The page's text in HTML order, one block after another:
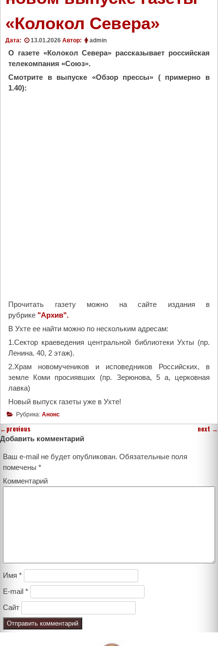
«Колокол Севера»
Дата: 13.01.2026 Автор: admin
О газете «Колокол Севера» рассказывает российская
телекомпания «Союз».
Смотрите в выпуске «Обзор прессы» ( примерно в
1.40):
Прочитать газету можно на сайте издания в
рубрике "Архив".
В Ухте ее найти можно по нескольким адресам:
1.Сектор краеведения центральной библиотеки Ухты (пр.
Ленина. 40, 2 этаж).
2.Храм новомучеников и исповедников Российских, в
земле Коми просиявших (пр. Зерюнова, 5 а, церковная
лавка)
Новый выпуск газеты уже в Ухте!
Рубрика: Анонс
←previous next →
Добавить комментарий
Ваш e-mail не будет опубликован. Обязательные поля
помечены *
Комментарий
Имя *
E-mail *
Сайт